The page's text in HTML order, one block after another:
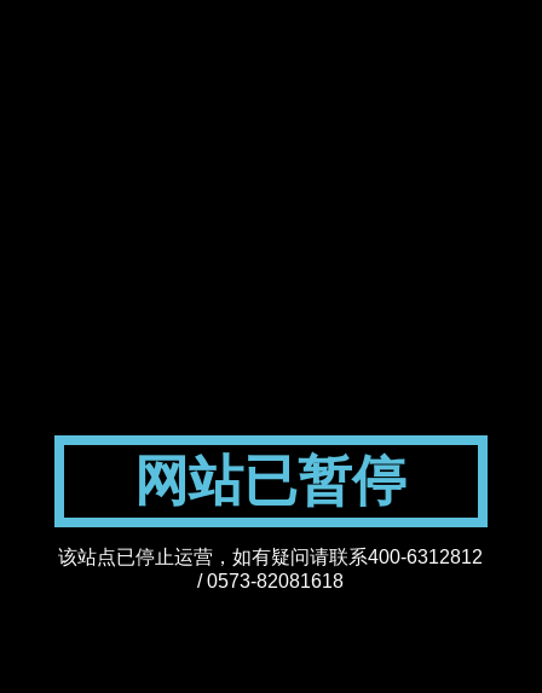
网站已暂停
该站点已停止运营，如有疑问请联系400-6312812
/ 0573-82081618